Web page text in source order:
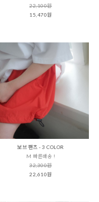
22,100원
15,470원
보브 팬츠 - 3 COLOR
M 빠른배송 !
32,300원
22,610원